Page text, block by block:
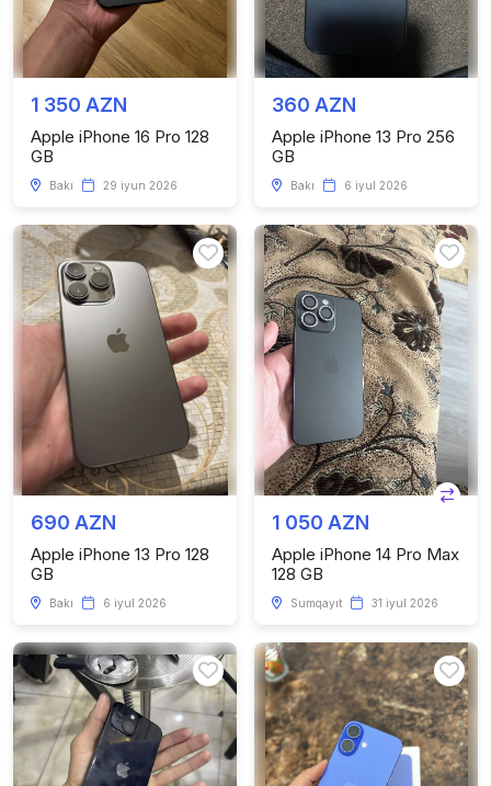
1 350 AZN
Apple iPhone 16 Pro 128
GB
Bakı 29 iyun 2026
360 AZN
Apple iPhone 13 Pro 256
GB
Bakı 6 iyul 2026
690 AZN
Apple iPhone 13 Pro 128
GB
Bakı 6 iyul 2026
1 050 AZN
Apple iPhone 14 Pro Max
128 GB
Sumqayıt 31 iyul 2026